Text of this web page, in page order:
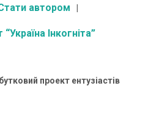
автором
Інкогніта”
проект ентузіастів